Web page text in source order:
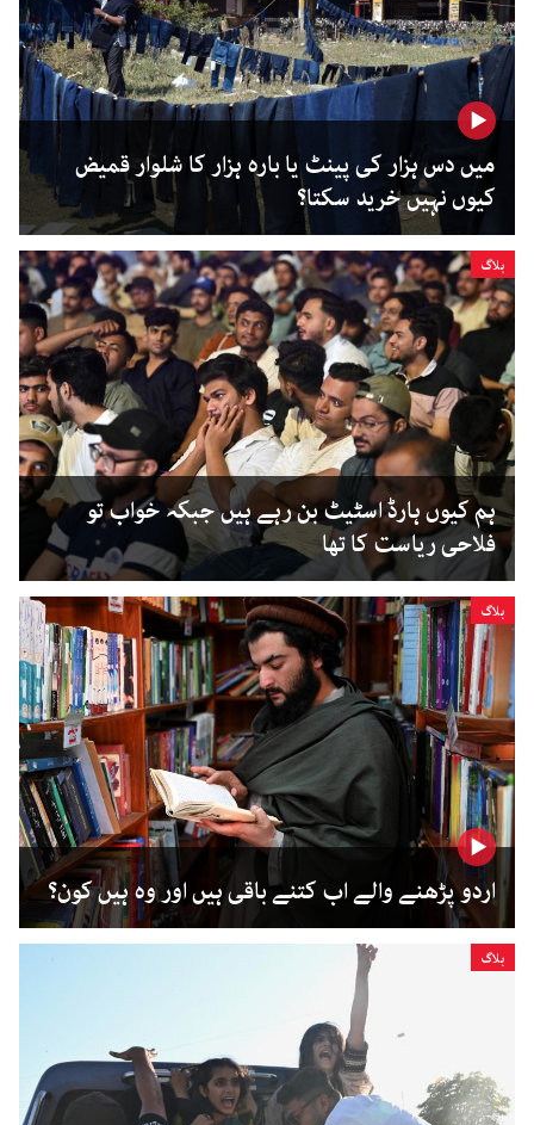
میں دس ہزار کی پینٹ یا بارہ ہزار کا شلوار قمیض
کیوں نہیں خرید سکتا؟
بلاگ
ہم کیوں ہارڈ اسٹیٹ بن رہے ہیں جبکہ خواب تو
فلاحی ریاست کا تھا
بلاگ
اردو پڑھنے والے اب کتنے باقی ہیں اور وہ ہیں کون؟
بلاگ